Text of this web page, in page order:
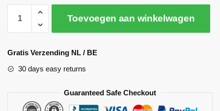
Toevoegen aan winkelwagen
l
e
Gratis Verzending NL / BE
30 days easy returns
Guaranteed Safe Checkout